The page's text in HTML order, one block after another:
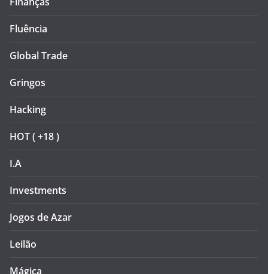
Fluência
Global Trade
Gringos
Hacking
HOT ( +18 )
I.A
Investments
Jogos de Azar
Leilão
Mágica